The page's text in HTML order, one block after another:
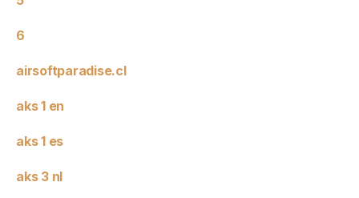
6
airsoftparadise.cl
aks 1 en
aks 1 es
aks 3 nl